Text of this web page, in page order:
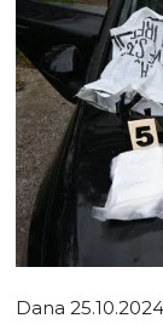
Dana